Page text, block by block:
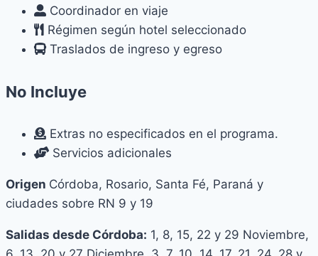
Coordinador en viaje
Régimen según hotel seleccionado
Traslados de ingreso y egreso
No Incluye
Extras no especificados en el programa.
Servicios adicionales
Origen Córdoba, Rosario, Santa Fé, Paraná y
ciudades sobre RN 9 y 19
Salidas desde Córdoba: 1, 8, 15, 22 y 29 Noviembre,